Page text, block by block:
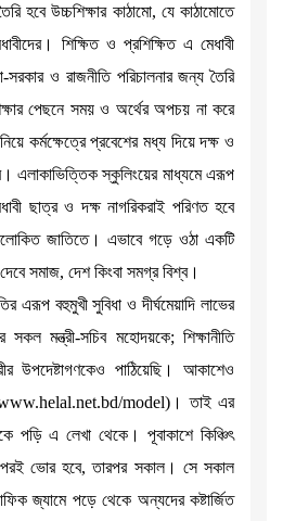
হবে উচ্চশিক্ষার কাঠামো, যে কাঠামোতে
শিক্ষিত ও প্রশিক্ষিত এ মেধাবী
সরকার ও রাজনীতি পরিচালনার জন্য তৈরি
পেছনে সময় ও অর্থের অপচয় না করে
কর্মক্ষেত্রে প্রবেশের মধ্য দিয়ে দক্ষ ও
এলাকাভিত্তিক স্কুলিংয়ের মাধ্যমে এরূপ
ছাত্র ও দক্ষ নাগরিকরাই পরিণত হবে
জাতিতে। এভাবে গড়ে ওঠা একটি
সমাজ, দেশ কিংবা সমগ্র বিশ্ব।
এরূপ বহুমুখী সুবিধা ও দীর্ঘমেয়াদি লাভের
সকল মন্ত্রী-সচিব মহোদয়কে; শিক্ষানীতি
উপদেষ্টাগণকেও পাঠিয়েছি। আকাশেও
model)। তাই এর
পড়ি এ লেখা থেকে। পূবাকাশে কিঞ্চিৎ
পরই ভোর হবে, তারপর সকাল। সে সকাল
জ্যামে পড়ে থেকে অন্যদের কষ্টার্জিত